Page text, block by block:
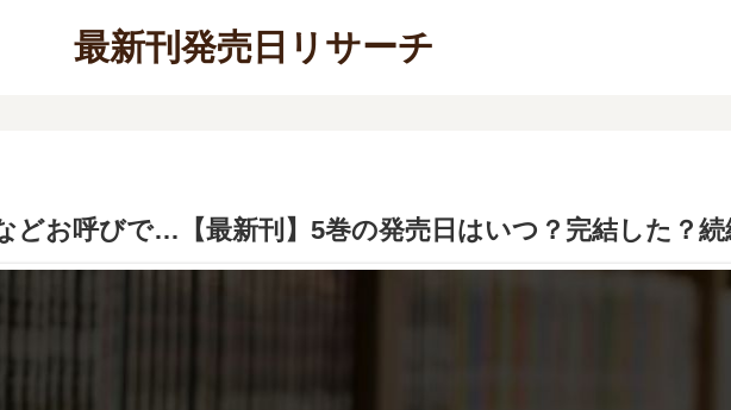
最新刊発売日リサーチ
どお呼びで…【最新刊】5巻の発売日はいつ？完結した？続